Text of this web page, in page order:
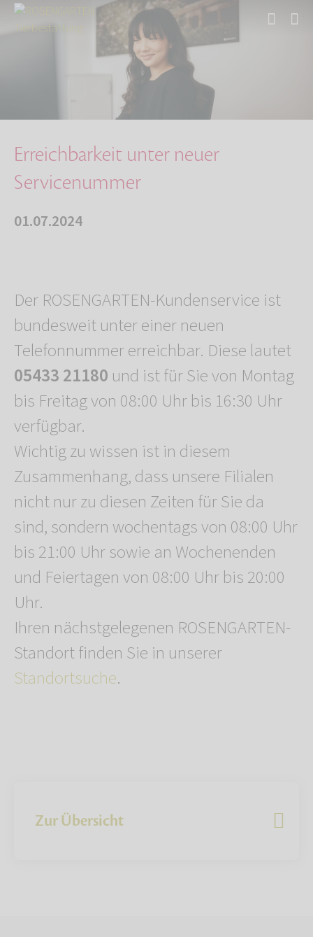
Aktuelles
Erreichbarkeit unter neuer Servicenummer
Erreichbarkeit unter neuer
Servicenummer
01.07.2024
Der ROSENGARTEN-Kundenservice ist
bundesweit unter einer neuen
Telefonnummer erreichbar. Diese lautet
05433 21180 und ist für Sie von Montag
bis Freitag von 08:00 Uhr bis 16:30 Uhr
verfügbar.
Wichtig zu wissen ist in diesem
Zusammenhang, dass unsere Filialen
nicht nur zu diesen Zeiten für Sie da
sind, sondern wochentags von 08:00 Uhr
bis 21:00 Uhr sowie an Wochenenden
und Feiertagen von 08:00 Uhr bis 20:00
Uhr.
Ihren nächstgelegenen ROSENGARTEN-
Standort finden Sie in unserer
Standortsuche.
Zur Übersicht